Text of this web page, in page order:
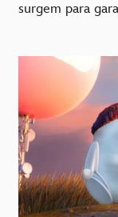
surgem para